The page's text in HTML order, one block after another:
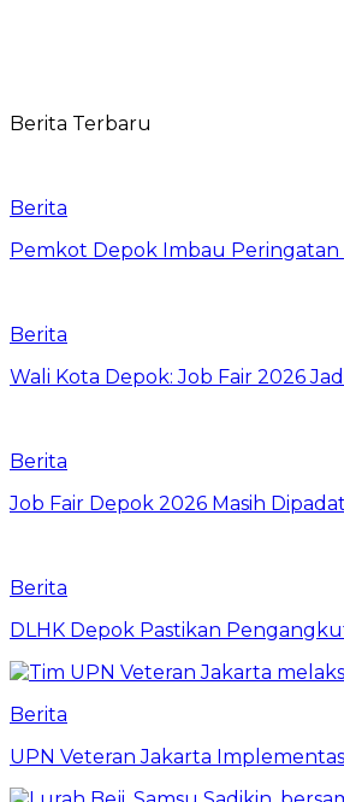
Berita Terbaru
Berita
Pemkot Depok Imbau Peringatan
Berita
Wali Kota Depok: Job Fair 2026
Berita
Job Fair Depok 2026 Masih
Berita
DLHK Depok Pastikan
Berita
UPN Veteran Jakarta